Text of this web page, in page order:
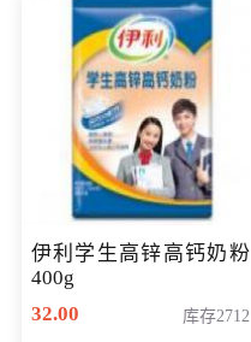
伊利学生高锌高钙奶粉
400g
32.00
库存2712